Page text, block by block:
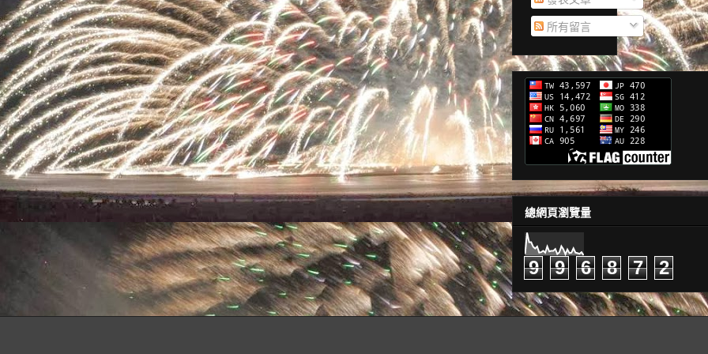
所有留言
總網頁瀏覽量
9 9 6 8 7 2